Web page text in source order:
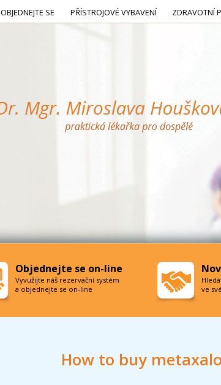
How to buy
OBJEDNEJTE SE PŘÍSTROJOVÉ VYBAVENÍ ZDRAVOTNÍ
Objednejte se on-line
Vyvužijte náš rezervační systém
a objednejte se on-line
ve